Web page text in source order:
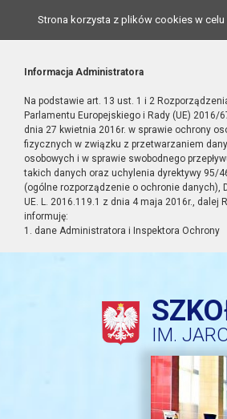
Strona korzysta z plików cookies w celu
Informacja Administratora
Na podstawie art. 13 ust. 1 i 2
Parlamentu Europejskiego i Rady (UE) 2016/
dnia 27 kwietnia 2016r. w sprawie ochrony
fizycznych w związku z przetwarzaniem
osobowych i w sprawie swobodnego
takich danych oraz uchylenia dyrektywy 95/
(ogólne rozporządzenie o ochronie danych),
UE. L. 2016.119.1 z dnia 4 maja 2016r., dalej
informuję:
1. dane Administratora i Inspektora Ochrony
IM.